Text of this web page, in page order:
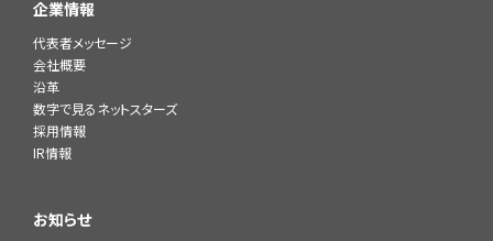
企業情報
代表者メッセージ
会社概要
沿革
数字で見るネットスターズ
採用情報
IR情報
お知らせ